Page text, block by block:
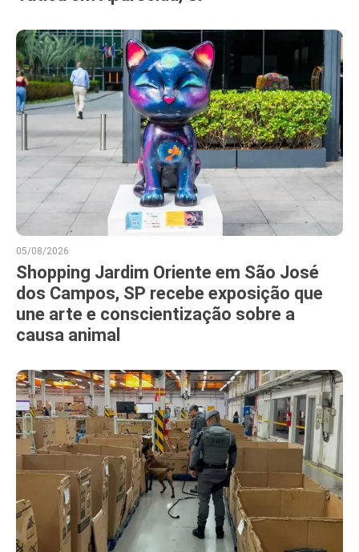
05/08/2026
Shopping Jardim Oriente em São José
dos Campos, SP recebe exposição que
une arte e conscientização sobre a
causa animal